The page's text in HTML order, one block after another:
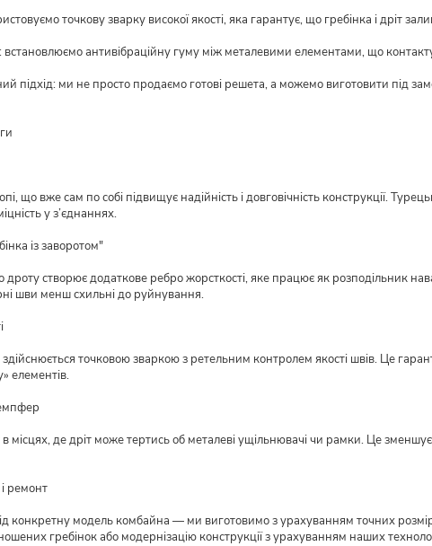
точкову зварку високої якості, яка гарантує, що гребінка і дріт
встановлюємо антивібраційну гуму між металевими елементами, що
підхід: ми не просто продаємо готові решета, а можемо виготовити під
що вже сам по собі підвищує надійність і довговічність конструкції.
у з’єднаннях.
із заворотом"
створює додаткове ребро жорсткості, яке працює як розподільник
шви менш схильні до руйнування.
точковою зваркою з ретельним контролем якості швів. Це
елементів.
місцях, де дріт може тертись об металеві ущільнювачі чи рамки. Це
ремонт
конкретну модель комбайна — ми виготовимо з урахуванням точних
гребінок або модернізацію конструкції з урахуванням наших